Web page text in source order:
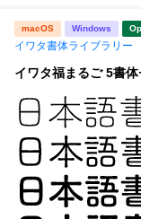
macOS Windows
イワタ書体ライブラリー
イワタ福まるご 5書体